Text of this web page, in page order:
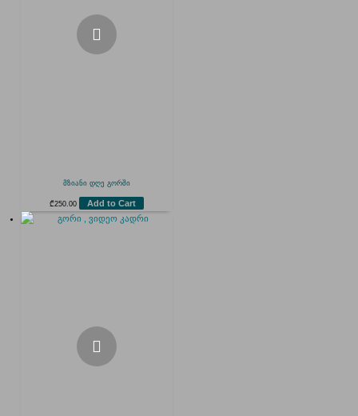
მზიანი დღე გორში
₾250.00 Add to Cart